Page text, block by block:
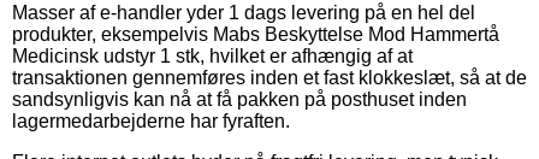
Masser af e-handler yder 1 dags levering på en hel del
produkter, eksempelvis Mabs Beskyttelse Mod Hammertå
Medicinsk udstyr 1 stk, hvilket er afhængig af at
transaktionen gennemføres inden et fast klokkeslæt, så at de
sandsynligvis kan nå at få pakken på posthuset inden
lagermedarbejderne har fyraften.